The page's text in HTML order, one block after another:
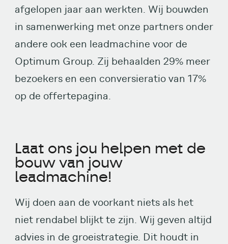
afgelopen jaar aan werkten. Wij bouwden
in samenwerking met onze partners onder
andere ook een leadmachine voor de
Optimum Group. Zij behaalden 29% meer
bezoekers en een conversieratio van 17%
op de offertepagina.
Laat ons jou helpen met de
bouw van jouw
leadmachine!
Wij doen aan de voorkant niets als het
niet rendabel blijkt te zijn. Wij geven altijd
advies in de groeistrategie. Dit houdt in